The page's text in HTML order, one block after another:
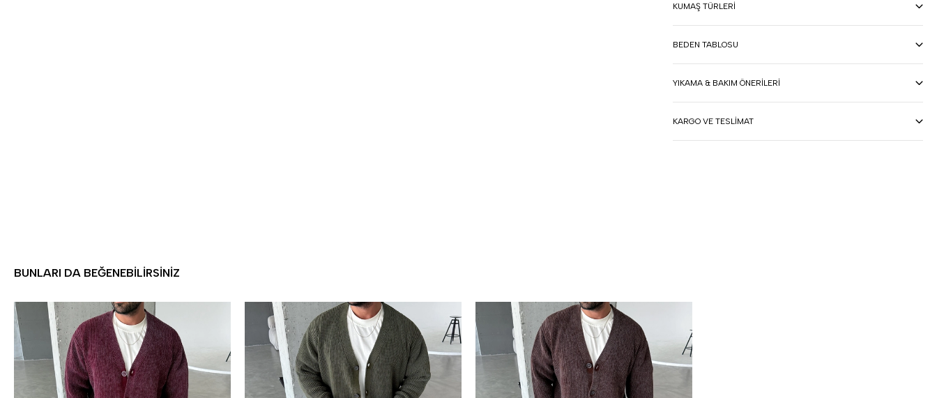
KUMAŞ TÜRLERI
BEDEN TABLOSU
YIKAMA & BAKIM ÖNERILERI
KARGO VE TESLIMAT
BUNLARI DA BEĞENEBILIRSINIZ